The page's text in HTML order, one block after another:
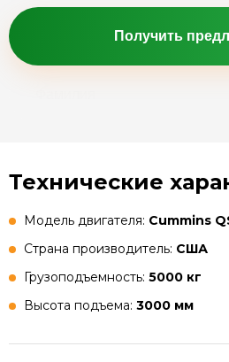
Получить
Технические
Модель двигателя: Cummins
Страна производитель: США
Грузоподъемность: 5000 кг
Высота подъема: 3000 мм